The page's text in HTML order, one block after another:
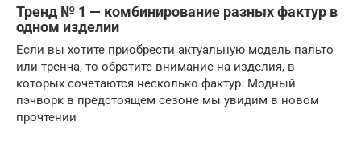
Тренд № 1 — комбинирование разных фактур в
одном изделии
Если вы хотите приобрести актуальную модель пальто
или тренча, то обратите внимание на изделия, в
которых сочетаются несколько фактур. Модный
пэчворк в предстоящем сезоне мы увидим в новом
прочтении